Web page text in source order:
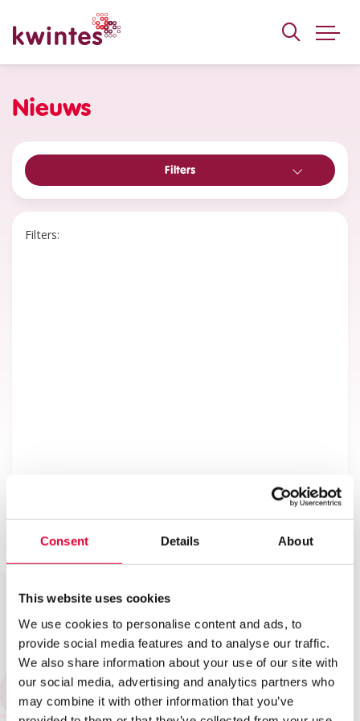
Consent Details About
This website uses cookies
We use cookies to personalise content and ads, to
provide social media features and to analyse our traffic.
We also share information about your use of our site with
our social media, advertising and analytics partners who
may combine it with other information that you’ve
Nieuws
Filters Filters
Filters:
VAK werk(t): verschillende
Een succesvolle reviewdag: samen
leren in het forensisch werkveld
13 april 2026